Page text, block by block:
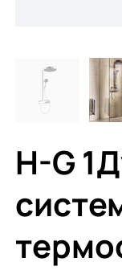
H-G